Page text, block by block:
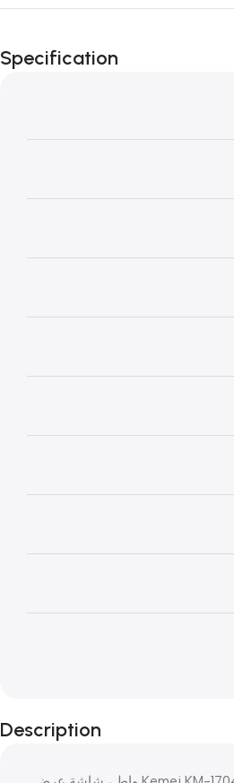
Specification
Description